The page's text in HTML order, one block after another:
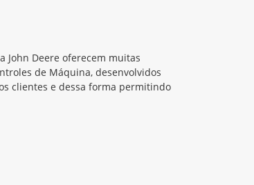
John Deere oferecem muitas
de Máquina, desenvolvidos
clientes e dessa forma permitindo